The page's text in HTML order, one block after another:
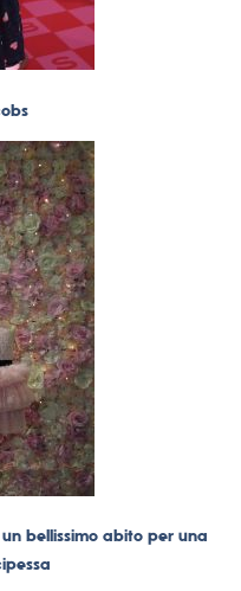
bellissimo abito per una